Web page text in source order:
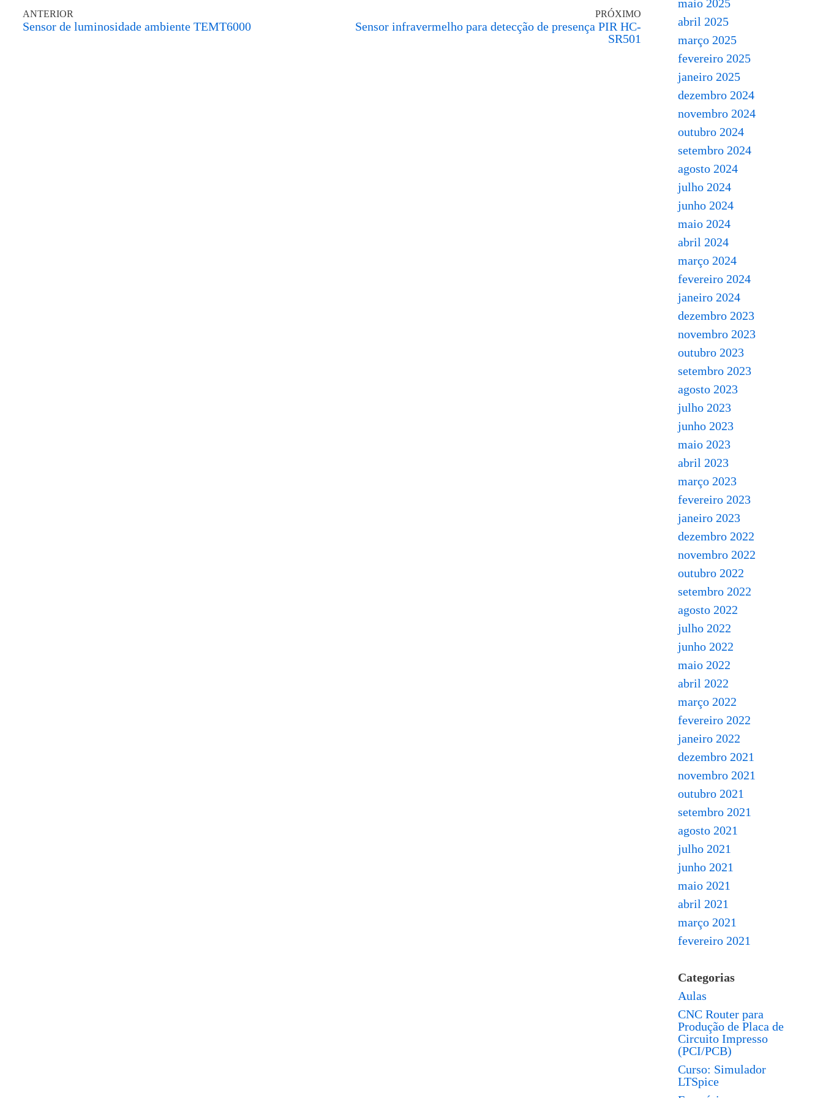
ANTERIOR
Sensor de luminosidade ambiente TEMT6000
PRÓXIMO
Sensor infravermelho para detecção de presença PIR HC-
SR501
maio 2025
abril 2025
março 2025
fevereiro 2025
janeiro 2025
dezembro 2024
novembro 2024
outubro 2024
setembro 2024
agosto 2024
julho 2024
junho 2024
maio 2024
abril 2024
março 2024
fevereiro 2024
janeiro 2024
dezembro 2023
novembro 2023
outubro 2023
setembro 2023
agosto 2023
julho 2023
junho 2023
maio 2023
abril 2023
março 2023
fevereiro 2023
janeiro 2023
dezembro 2022
novembro 2022
outubro 2022
setembro 2022
agosto 2022
julho 2022
junho 2022
maio 2022
abril 2022
março 2022
fevereiro 2022
janeiro 2022
dezembro 2021
novembro 2021
outubro 2021
setembro 2021
agosto 2021
julho 2021
junho 2021
maio 2021
abril 2021
março 2021
fevereiro 2021
Categorias
Aulas
CNC Router para
Produção de Placa de
Circuito Impresso
(PCI/PCB)
Curso: Simulador
LTSpice